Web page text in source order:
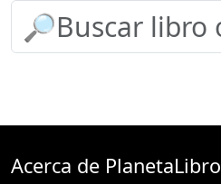
Acerca de PlanetaLibro